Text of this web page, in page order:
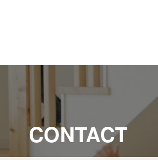
CONTACT